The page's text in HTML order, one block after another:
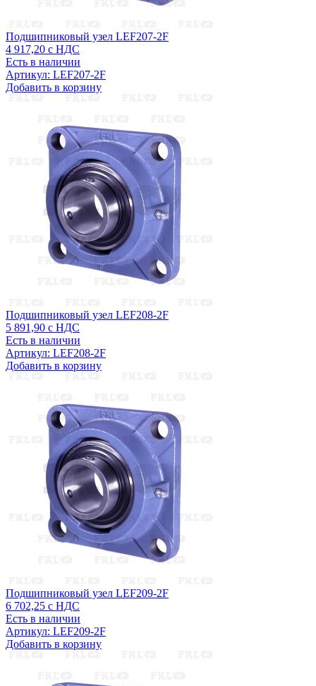
Подшипниковый узел LEF207-2F
4 917,20 с НДС
Есть в наличии
Артикул: LEF207-2F
Добавить в корзину
Подшипниковый узел LEF208-2F
5 891,90 с НДС
Есть в наличии
Артикул: LEF208-2F
Добавить в корзину
Подшипниковый узел LEF209-2F
6 702,25 с НДС
Есть в наличии
Артикул: LEF209-2F
Добавить в корзину